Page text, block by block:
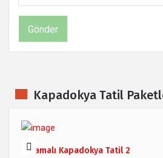
Kapadokya Tatil
Karamalı Kapadokya Tatil 2